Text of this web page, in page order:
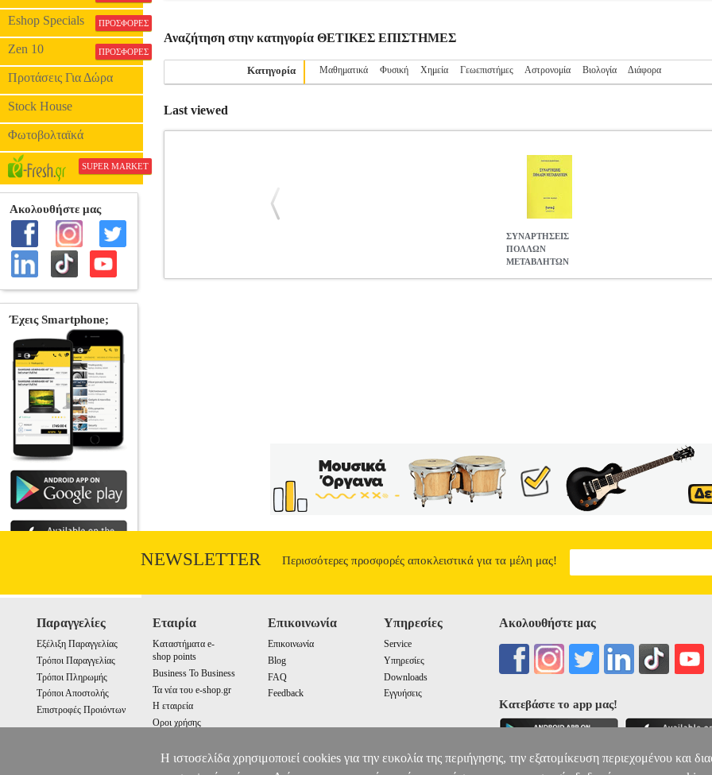
Eshop Specials ΠΡΟΣΦΟΡΕΣ
Zen 10 ΠΡΟΣΦΟΡΕΣ
Προτάσεις Για Δώρα
Stock House
Φωτοβολταϊκά
SUPER MARKET
Αναζήτηση στην κατηγορία ΘΕΤΙΚΕΣ ΕΠΙΣΤΗΜΕΣ
Κατηγορία Μαθηματικά Φυσική Χημεία Γεωεπιστήμες Αστρονομία Βιολογία Διάφορα
Last viewed
ΣΥΝΑΡΤΗΣΕΙΣ
ΠΟΛΛΩΝ
ΜΕΤΑΒΛΗΤΩΝ
NEWSLETTER Περισσότερες προσφορές αποκλειστικά για τα μέλη μας!
Παραγγελίες
Εξέλιξη Παραγγελίας
Τρόποι Παραγγελίας
Τρόποι Πληρωμής
Τρόποι Αποστολής
Επιστροφές Προιόντων
Εταιρία
Καταστήματα e-
shop points
Business To Business
Τα νέα του e-shop.gr
Η εταιρεία
Οροι χρήσης
Επικοινωνία
Επικοινωνία
Blog
FAQ
Feedback
Υπηρεσίες
Service
Υπηρεσίες
Downloads
Εγγυήσεις
Ακολουθήστε μας
Κατεβάστε το app μας!
Η ιστοσελίδα χρησιμοποιεί cookies για την ευκολία της περιήγησης, την εξατομίκευση περιεχομένου και